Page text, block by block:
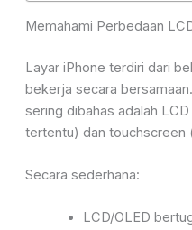
Memahami Perbedaan
Layar iPhone terdiri dari
bekerja secara
sering dibahas adalah
tertentu) dan touchscreen
Secara sederhana:
LCD/OLED